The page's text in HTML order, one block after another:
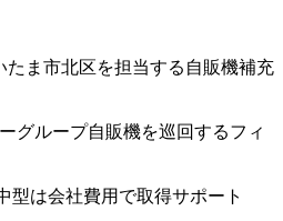
たま市北区を担当する自販機補充
グループ自販機を巡回するフィ
型は会社費用で取得サポート